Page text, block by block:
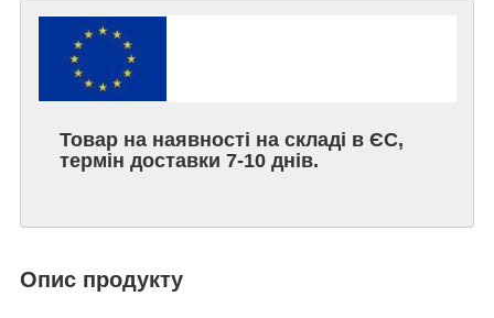
Товар на наявності на складі в ЄС,
термін доставки 7-10 днів.
Опис продукту